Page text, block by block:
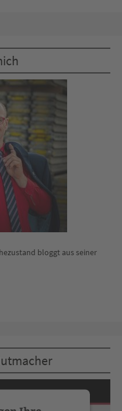
bloggt aus seiner